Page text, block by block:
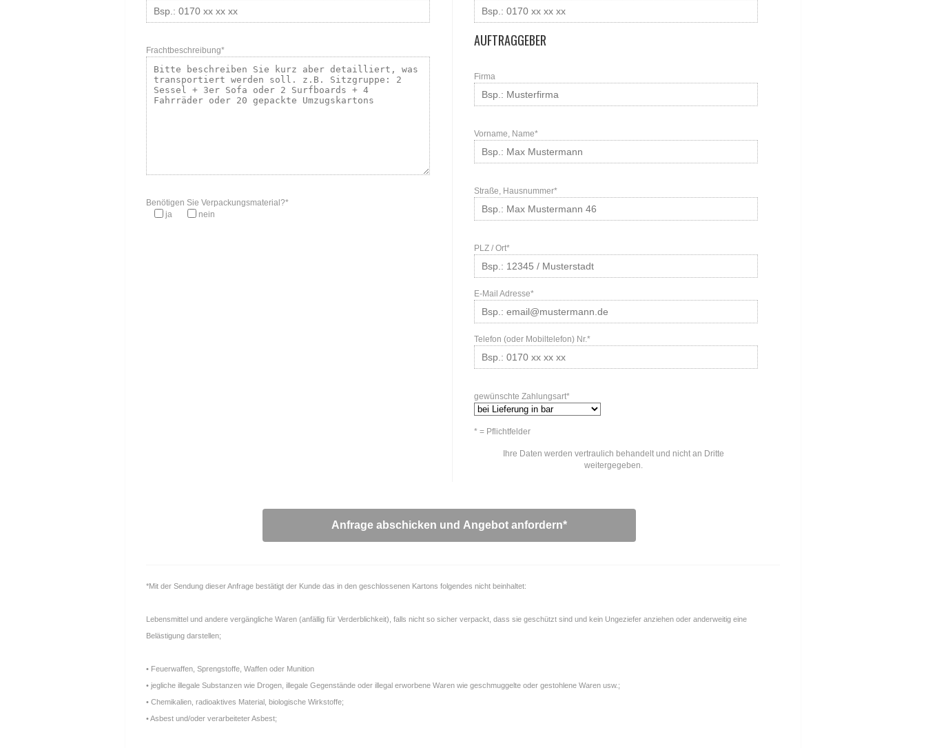
Frachtbeschreibung*
Benötigen Sie Verpackungsmaterial?*
ja
nein
AUFTRAGGEBER
Firma
Vorname, Name*
Straße, Hausnummer*
PLZ / Ort*
E-Mail Adresse*
Telefon (oder Mobiltelefon) Nr.*
gewünschte Zahlungsart*
* = Pflichtfelder
Ihre Daten werden vertraulich behandelt und nicht an Dritte
weitergegeben.
*Mit der Sendung dieser Anfrage bestätigt der Kunde das in den geschlossenen Kartons folgendes nicht beinhaltet:
Lebensmittel und andere vergängliche Waren (anfällig für Verderblichkeit), falls nicht so sicher verpackt, dass sie geschützt sind und kein Ungeziefer anziehen oder anderweitig eine
Belästigung darstellen;
• Feuerwaffen, Sprengstoffe, Waffen oder Munition
• jegliche illegale Substanzen wie Drogen, illegale Gegenstände oder illegal erworbene Waren wie geschmuggelte oder gestohlene Waren usw.;
• Chemikalien, radioaktives Material, biologische Wirkstoffe;
• Asbest und/oder verarbeiteter Asbest;